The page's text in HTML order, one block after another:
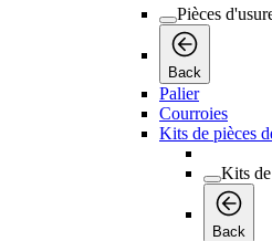
Pièces
Back
Palier
Courroies
Kits de pièces
Kits
Back